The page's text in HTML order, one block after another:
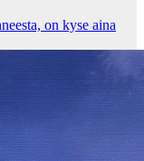
on kyse aina